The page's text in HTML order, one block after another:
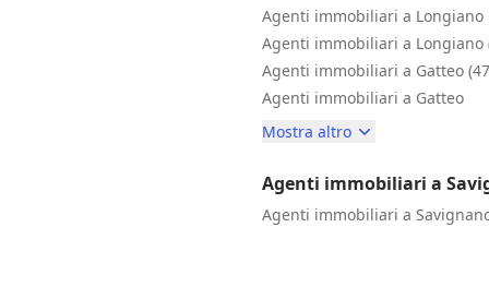
Agenti immobiliari a Longiano
Agenti immobiliari a Longiano
Agenti immobiliari a Gatteo
Agenti immobiliari a Gatteo
Mostra altro
Agenti immobiliari a
Agenti immobiliari a